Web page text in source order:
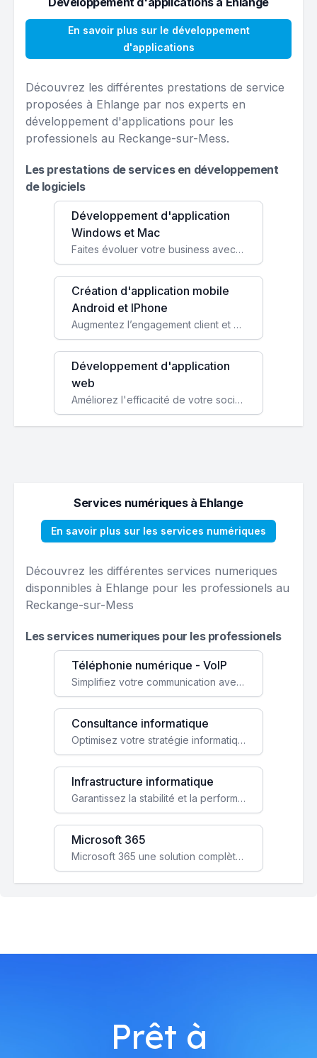
En savoir plus sur le développement
d'applications
Découvrez les différentes prestations de service
proposées à Ehlange par nos experts en
développement d'applications pour les
professionels au Reckange-sur-Mess.
Les prestations de services en développement
de logiciels
Développement d'application
Windows et Mac
Faites évoluer votre business avec des solutions logicielles personnalisées, parfaitement adaptées à vos besoins spécifiques.
Création d'application mobile
Android et IPhone
Augmentez l’engagement client et simplifiez vos processus avec une application mobile sur mesure, disponible sur iOS et Android.
Développement d'application
web
Améliorez l'efficacité de votre société avec une application web personnalisée accessible partout et tout le temps.
Services numériques à Ehlange
En savoir plus sur les services numériques
Découvrez les différentes services numeriques
disponnibles à Ehlange pour les professionels au
Reckange-sur-Mess
Les services numeriques pour les professionels
Téléphonie numérique - VoIP
Simplifiez votre communication avec une solution VoIP flexible, économique et adaptée à vos besoins professionnels.
Consultance informatique
Optimisez votre stratégie informatique avec l'expertise de nos consultants pour améliorer votre efficacité et sécurité.
Infrastructure informatique
Garantissez la stabilité et la performance de votre entreprise avec une infrastructure IT sécurisée et évolutive.
Microsoft 365
Microsoft 365 une solution complète qui booste votre productivité, renforce la sécurité de vos données et facilite la collaboration.
Prêt à